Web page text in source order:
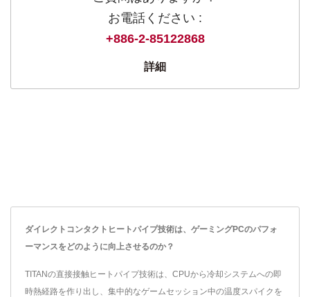
お電話ください :
+886-2-85122868
詳細
ダイレクトコンタクトヒートパイプ技術は、ゲーミングPCのパフォ
ーマンスをどのように向上させるのか？
TITANの直接接触ヒートパイプ技術は、CPUから冷却システムへの即
時熱経路を作り出し、集中的なゲームセッション中の温度スパイクを